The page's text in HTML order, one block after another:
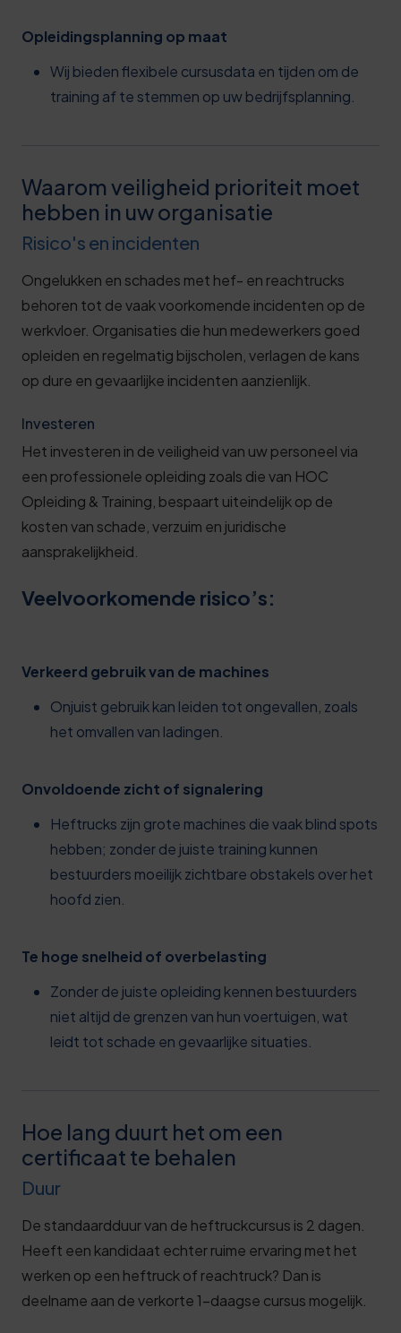
Opleidingsplanning op maat
Wij bieden flexibele cursusdata en tijden om de
training af te stemmen op uw bedrijfsplanning.
Waarom veiligheid prioriteit moet
hebben in uw organisatie
Risico's en incidenten
Ongelukken en schades met hef- en reachtrucks
behoren tot de vaak voorkomende incidenten op de
werkvloer. Organisaties die hun medewerkers goed
opleiden en regelmatig bijscholen, verlagen de kans
op dure en gevaarlijke incidenten aanzienlijk.
Investeren
Het investeren in de veiligheid van uw personeel via
een professionele opleiding zoals die van HOC
Opleiding & Training, bespaart uiteindelijk op de
kosten van schade, verzuim en juridische
aansprakelijkheid.
Veelvoorkomende risico’s:
Verkeerd gebruik van de machines
Onjuist gebruik kan leiden tot ongevallen, zoals
het omvallen van ladingen.
Onvoldoende zicht of signalering
Heftrucks zijn grote machines die vaak blind spots
hebben; zonder de juiste training kunnen
bestuurders moeilijk zichtbare obstakels over het
hoofd zien.
Te hoge snelheid of overbelasting
Zonder de juiste opleiding kennen bestuurders
niet altijd de grenzen van hun voertuigen, wat
leidt tot schade en gevaarlijke situaties.
Hoe lang duurt het om een
certificaat te behalen
Duur
De standaardduur van de heftruckcursus is 2 dagen.
Heeft een kandidaat echter ruime ervaring met het
werken op een heftruck of reachtruck? Dan is
deelname aan de verkorte 1-daagse cursus mogelijk.